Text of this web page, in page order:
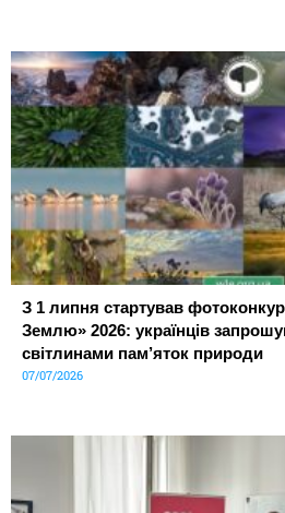
З 1 липня стартував
Землю» 2026: українців
світлинами пам’яток природи
07/07/2026